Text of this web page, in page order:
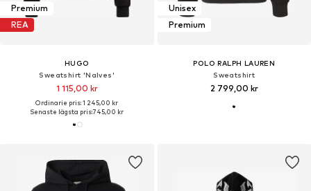
Premium
REA
HUGO
Sweatshirt 'Nalves'
1 115,00 kr
Ordinarie pris: 1 245,00 kr
Senaste lägsta pris:745,00 kr
Unisex
Premium
POLO RALPH LAUREN
Sweatshirt
2 799,00 kr